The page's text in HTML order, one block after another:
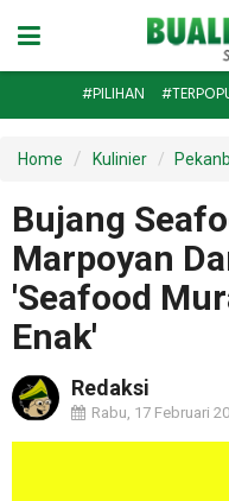
#PILIHAN
Home Kulinier
Bujang
Marpoyan
'Seafood
Enak'
Redaksi
Rabu, 17 Februari